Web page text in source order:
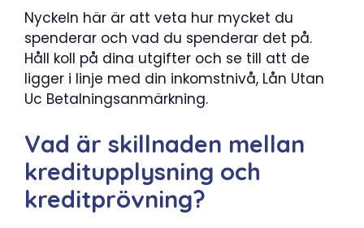
Nyckeln här är att veta hur mycket du
spenderar och vad du spenderar det på.
Håll koll på dina utgifter och se till att de
ligger i linje med din inkomstnivå, Lån Utan
Uc Betalningsanmärkning.
Vad är skillnaden mellan
kreditupplysning och
kreditprövning?